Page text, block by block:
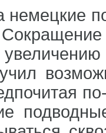
немецкие